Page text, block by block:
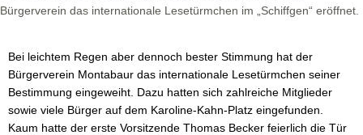
Bürgerverein das internationale Lesetürmchen im „Schiffgen“ eröffnet.
Bei leichtem Regen aber dennoch bester Stimmung hat der
Bürgerverein Montabaur das internationale Lesetürmchen seiner
Bestimmung eingeweiht. Dazu hatten sich zahlreiche Mitglieder
sowie viele Bürger auf dem Karoline-Kahn-Platz eingefunden.
Kaum hatte der erste Vorsitzende Thomas Becker feierlich die Tür